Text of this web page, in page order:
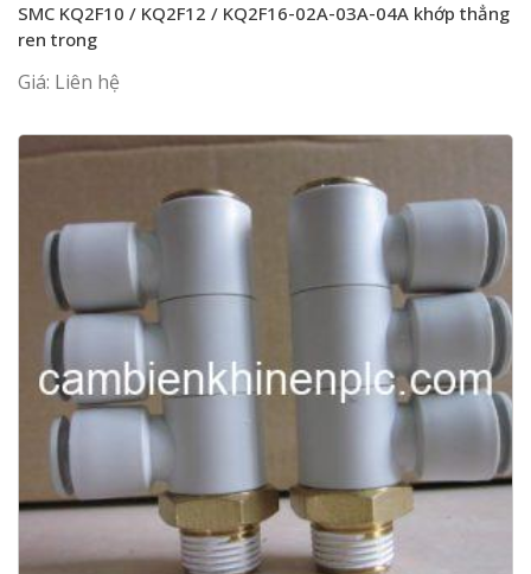
SMC KQ2F10 / KQ2F12 / KQ2F16-02A-03A-04A khớp thẳng
ren trong
Giá: Liên hệ